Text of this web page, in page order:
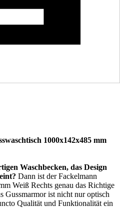
1000x142x485 mm
Waschbecken, das Design
Dann ist der Fackelmann
Weiß Rechts genau das Richtige
Gussmarmor ist nicht nur optisch
Qualität und Funktionalität ein